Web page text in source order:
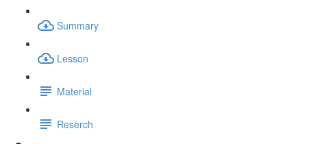
Summary
Lesson
Material
Reserch